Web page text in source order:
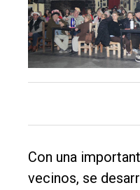
DIARIO
Balcarce
Int.
General
Con una
vecinos, se